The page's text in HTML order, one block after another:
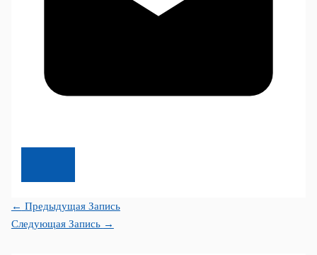
← Предыдущая Запись
Следующая Запись →